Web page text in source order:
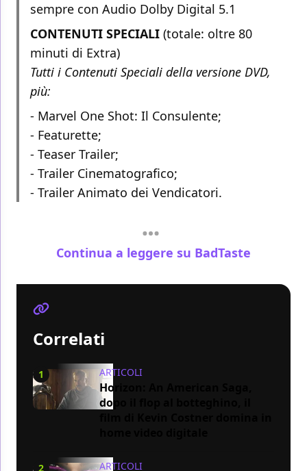
sempre con Audio Dolby Digital 5.1
CONTENUTI SPECIALI (totale: oltre 80
minuti di Extra)
Tutti i Contenuti Speciali della versione DVD,
più:
- Marvel One Shot: Il Consulente;
- Featurette;
- Teaser Trailer;
- Trailer Cinematografico;
- Trailer Animato dei Vendicatori.
Continua a leggere su BadTaste
Correlati
1 ARTICOLI
Horizon: An American Saga,
dopo il flop al botteghino, il
2 ARTICOLI